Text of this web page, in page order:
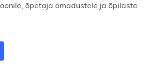
õpetaja omadustele ja õpilaste